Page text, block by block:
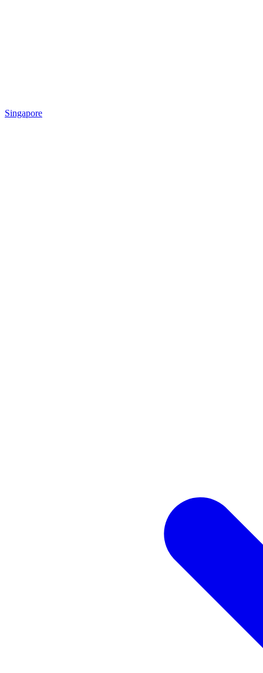
Singapore